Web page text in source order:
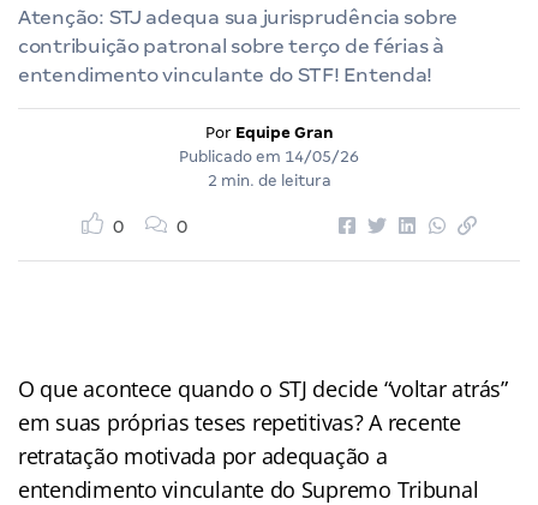
Atenção: STJ adequa sua jurisprudência sobre
contribuição patronal sobre terço de férias à
entendimento vinculante do STF! Entenda!
Por Equipe Gran
Publicado em 14/05/26
2 min. de leitura
0 0
O que acontece quando o STJ decide “voltar atrás”
em suas próprias teses repetitivas? A recente
retratação motivada por adequação a
entendimento vinculante do Supremo Tribunal